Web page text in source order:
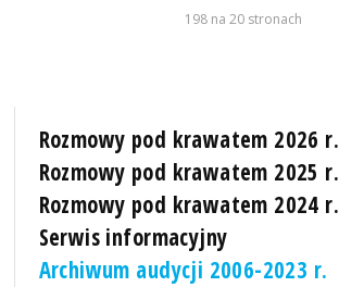
198 na 20 stronach
Rozmowy pod krawatem 2026 r.
Rozmowy pod krawatem 2025 r.
Rozmowy pod krawatem 2024 r.
Serwis informacyjny
Archiwum audycji 2006-2023 r.